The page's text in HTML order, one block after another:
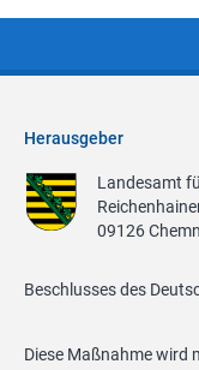
Herausgeber
Landesamt
09126
Beschlusses des
Diese Maßnahme wird